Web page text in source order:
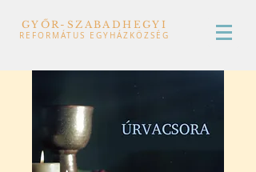
GYŐR-SZABADHEGYI
REFORMÁTUS EGYHÁZKÖZSÉG